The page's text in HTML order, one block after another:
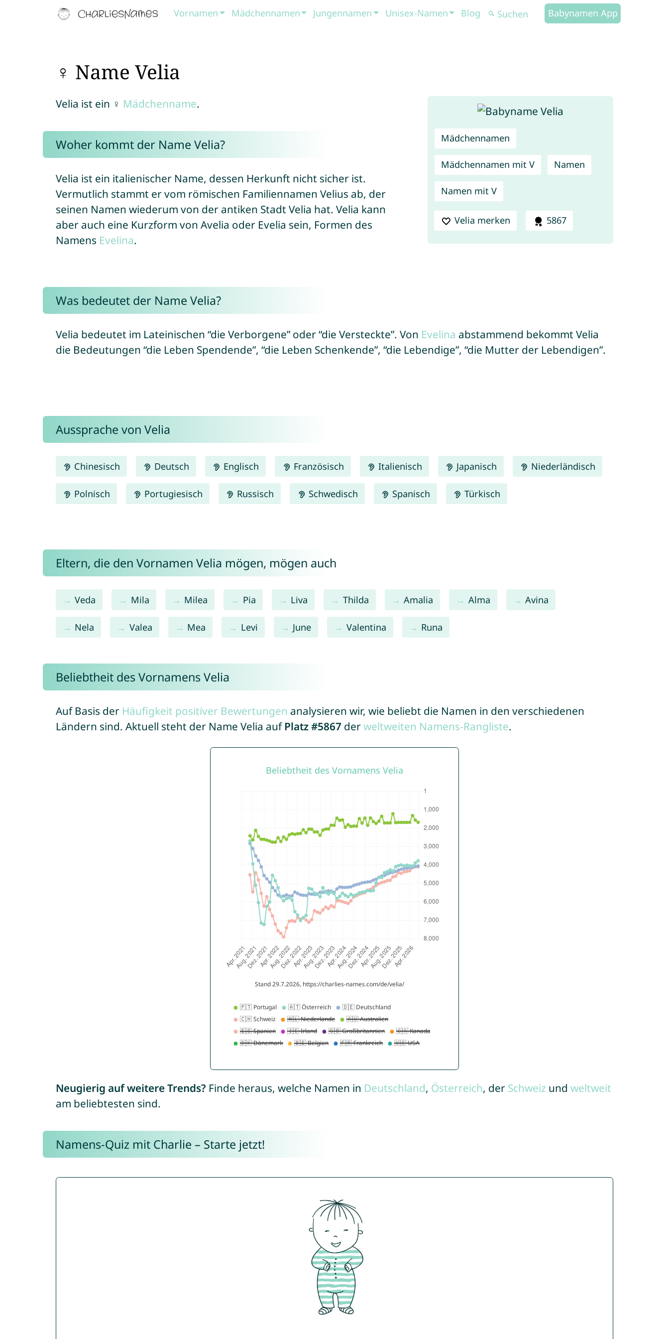
Vornamen Mädchennamen Jungennamen Unisex-Namen Blog Babynamen App
♀ Name Velia
Mädchennamen
Mädchennamen mit V Namen
Namen mit V
Velia merken 5867
Velia ist ein ♀ Mädchenname.
Woher kommt der Name Velia?
Velia ist ein italienischer Name, dessen Herkunft nicht sicher ist.
Vermutlich stammt er vom römischen Familiennamen Velius ab, der
seinen Namen wiederum von der antiken Stadt Velia hat. Velia kann
aber auch eine Kurzform von Avelia oder Evelia sein, Formen des
Namens Evelina.
Was bedeutet der Name Velia?
Velia bedeutet im Lateinischen “die Verborgene” oder “die Versteckte”. Von Evelina abstammend bekommt Velia
die Bedeutungen “die Leben Spendende”, “die Leben Schenkende”, “die Lebendige”, “die Mutter der Lebendigen”.
Aussprache von Velia
Chinesisch Deutsch Englisch Französisch Italienisch Japanisch Niederländisch
Polnisch Portugiesisch Russisch Schwedisch Spanisch Türkisch
Eltern, die den Vornamen Velia mögen, mögen auch
Veda Mila Milea Pia Liva Thilda Amalia Alma Avina
Nela Valea Mea Levi June Valentina Runa
Beliebtheit des Vornamens Velia
Auf Basis der Häufigkeit positiver Bewertungen analysieren wir, wie beliebt die Namen in den verschiedenen
Ländern sind. Aktuell steht der Name Velia auf Platz #5867 derweltweiten Namens-Rangliste.
Neugierig auf weitere Trends? Finde heraus, welche Namen in Deutschland, Österreich, der Schweiz und weltweit
am beliebtesten sind.
Namens-Quiz mit Charlie – Starte jetzt!